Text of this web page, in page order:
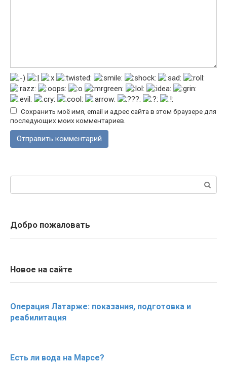
Сохранить моё имя, email и адрес сайта в этом браузере для
последующих моих комментариев.
Добро пожаловать
Новое на сайте
Операция Латарже: показания, подготовка и
реабилитация
Есть ли вода на Марсе?